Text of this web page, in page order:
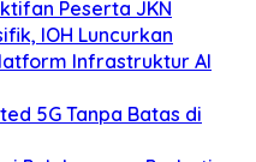
Peserta JKN
IOH Luncurkan
Infrastruktur AI
5G Tanpa Batas di